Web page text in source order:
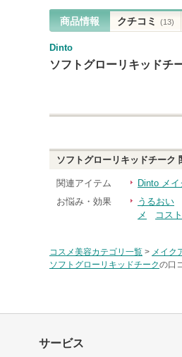
商品情報 クチコミ (13)
Dinto
ソフトグローリキッドチ
ソフトグローリキッドチーク
関連アイテム Dinto メ
お悩み・効果
うるおい
メ
コス
コスメ美容カテゴリ一覧 > メイク
ソフトグローリキッドチークの口
サービス